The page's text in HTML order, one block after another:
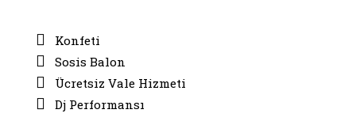
Konfeti
Sosis Balon
Ücretsiz Vale Hizmeti
Dj Performansı